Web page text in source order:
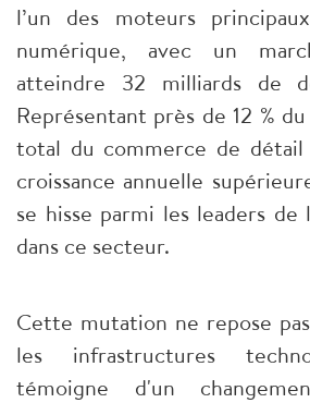
l’un des moteurs
numérique, avec un
atteindre 32 milliards de
Représentant près de 12 %
total du commerce de
croissance annuelle
se hisse parmi les leaders de
dans ce secteur.
Cette mutation ne repose
les infrastructures
témoigne d'un